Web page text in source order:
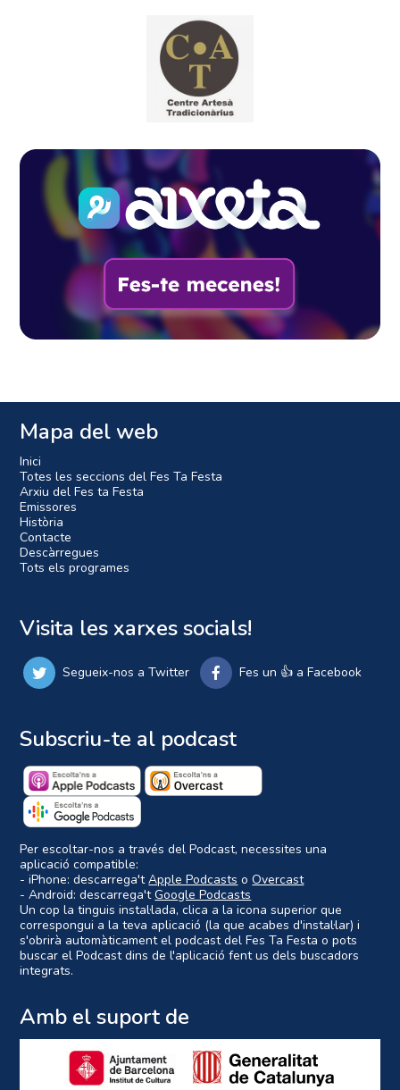
Mapa del web
Inici
Totes les seccions del Fes Ta Festa
Arxiu del Fes ta Festa
Emissores
Història
Contacte
Descàrregues
Tots els programes
Visita les xarxes socials!
Segueix-nos a Twitter Fes un 👍 a Facebook
Subscriu-te al podcast
Per escoltar-nos a través del Podcast, necessites una
aplicació compatible:
- iPhone: descarrega'tApple Podcasts oOvercast
- Android: descarrega'tGoogle Podcasts
Un cop la tinguis instal·lada, clica a la icona superior que
correspongui a la teva aplicació (la que acabes d'instal·lar) i
s'obrirà automàticament el podcast del Fes Ta Festa o pots
buscar el Podcast dins de l'aplicació fent us dels buscadors
integrats.
Amb el suport de